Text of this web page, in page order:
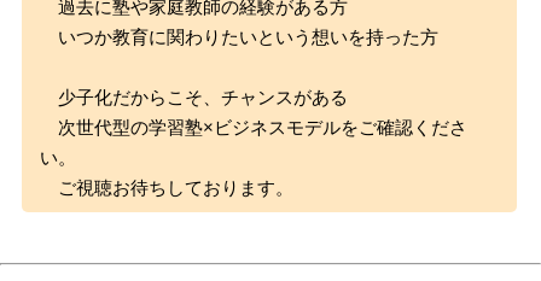
過去に塾や家庭教師の経験がある方
いつか教育に関わりたいという想いを持った方
少子化だからこそ、チャンスがある
次世代型の学習塾×ビジネスモデルをご確認くださ
い。
ご視聴お待ちしております。